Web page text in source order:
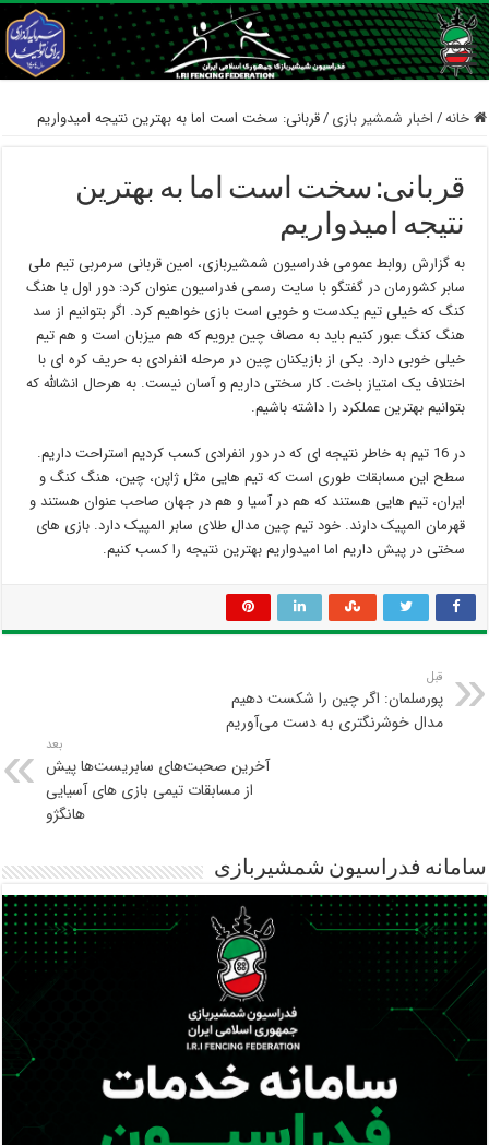
خانه/اخبار شمشیر بازی /قربانی: سخت است اما به بهترین نتیجه امیدواریم
قربانی: سخت است اما به بهترین
نتیجه امیدواریم
به گزارش روابط عمومی فدراسیون شمشیربازی، امین قربانی سرمربی تیم ملی
سابر کشورمان در گفتگو با سایت رسمی فدراسیون عنوان کرد: دور اول با هنگ
کنگ که خیلی تیم یکدست و خوبی است بازی خواهیم کرد. اگر بتوانیم از سد
هنگ کنگ عبور کنیم باید به مصاف چین برویم که هم میزبان است و هم تیم
خیلی خوبی دارد. یکی از بازیکنان چین در مرحله انفرادی به حریف کره ای با
اختلاف یک امتیاز باخت. کار سختی داریم و آسان نیست. به هرحال انشالله که
بتوانیم بهترین عملکرد را داشته باشیم.
در 16 تیم به خاطر نتیجه ای که در دور انفرادی کسب کردیم استراحت داریم.
سطح این مسابقات طوری است که تیم هایی مثل ژاپن، چین، هنگ کنگ و
ایران، تیم هایی هستند که هم در آسیا و هم در جهان صاحب عنوان هستند و
قهرمان المپیک دارند. خود تیم چین مدال طلای سابر المپیک دارد. بازی های
سختی در پیش داریم اما امیدواریم بهترین نتیجه را کسب کنیم.
قبل
پورسلمان: اگر چین را شکست دهیم
مدال خوشرنگتری به دست می‌آوریم
بعد
آخرین صحبت‌های سابریست‌ها پیش
از مسابقات تیمی بازی های آسیایی
هانگژو
سامانه فدراسیون شمشیربازی